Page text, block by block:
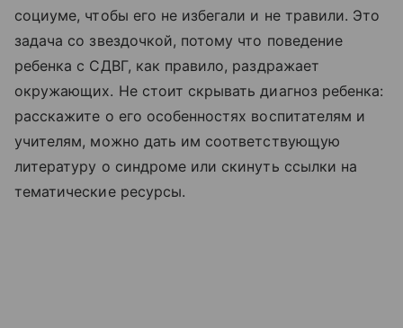
социуме, чтобы его не избегали и не травили. Это
задача со звездочкой, потому что поведение
ребенка с СДВГ, как правило, раздражает
окружающих. Не стоит скрывать диагноз ребенка:
расскажите о его особенностях воспитателям и
учителям, можно дать им соответствующую
литературу о синдроме или скинуть ссылки на
тематические ресурсы.